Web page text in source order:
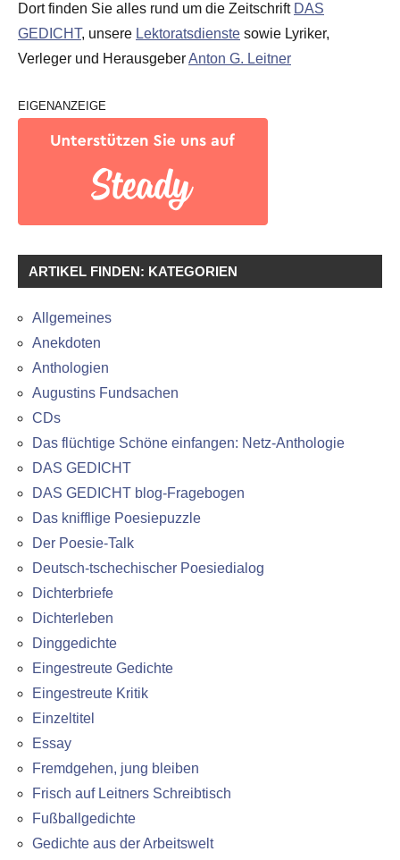
Dort finden Sie alles rund um die Zeitschrift DAS
GEDICHT, unsere Lektoratsdienste sowie Lyriker,
Verleger und HerausgeberAnton G. Leitner
EIGENANZEIGE
ARTIKEL FINDEN: KATEGORIEN
Allgemeines
Anekdoten
Anthologien
Augustins Fundsachen
CDs
Das flüchtige Schöne einfangen: Netz-Anthologie
DAS GEDICHT
DAS GEDICHT blog-Fragebogen
Das knifflige Poesiepuzzle
Der Poesie-Talk
Deutsch-tschechischer Poesiedialog
Dichterbriefe
Dichterleben
Dinggedichte
Eingestreute Gedichte
Eingestreute Kritik
Einzeltitel
Essay
Fremdgehen, jung bleiben
Frisch auf Leitners Schreibtisch
Fußballgedichte
Gedichte aus der Arbeitswelt